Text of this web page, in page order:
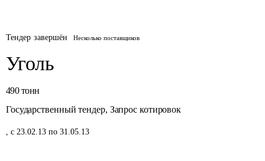
Тендер завершён Несколько поставщиков
Уголь
490 тонн
Государственный тендер, Запрос котировок
, с 23.02.13 по 31.05.13